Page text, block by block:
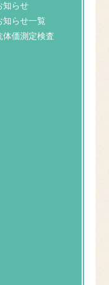
知らせ
知らせ一覧
体価測定検査